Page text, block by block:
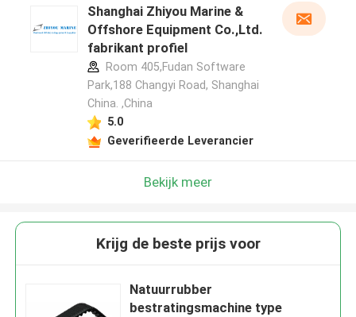
Shanghai Zhiyou Marine &
Offshore Equipment Co.,Ltd.
fabrikant profiel
Room 405,Fudan Software
Park,188 Changyi Road, Shanghai
China. ,China
5.0
Geverifieerde Leverancier
Bekijk meer
Krijg de beste prijs voor
Natuurrubber
bestratingsmachine type